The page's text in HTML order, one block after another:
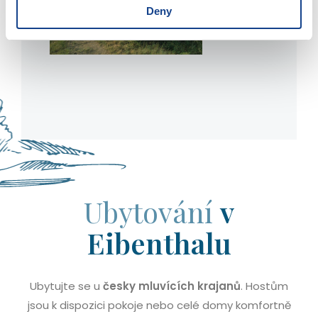
Deny
Ubytovánív
Eibenthalu
Ubytujte se u česky mluvících krajanů. Hostům
jsou k dispozici pokoje nebo celé domy komfortně